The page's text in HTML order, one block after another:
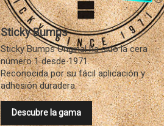
Sticky Bumps
Sticky Bumps Original ha sido la cera
número 1 desde 1971.
Reconocida por su fácil aplicación y
adhesión duradera.
Descubre la gama